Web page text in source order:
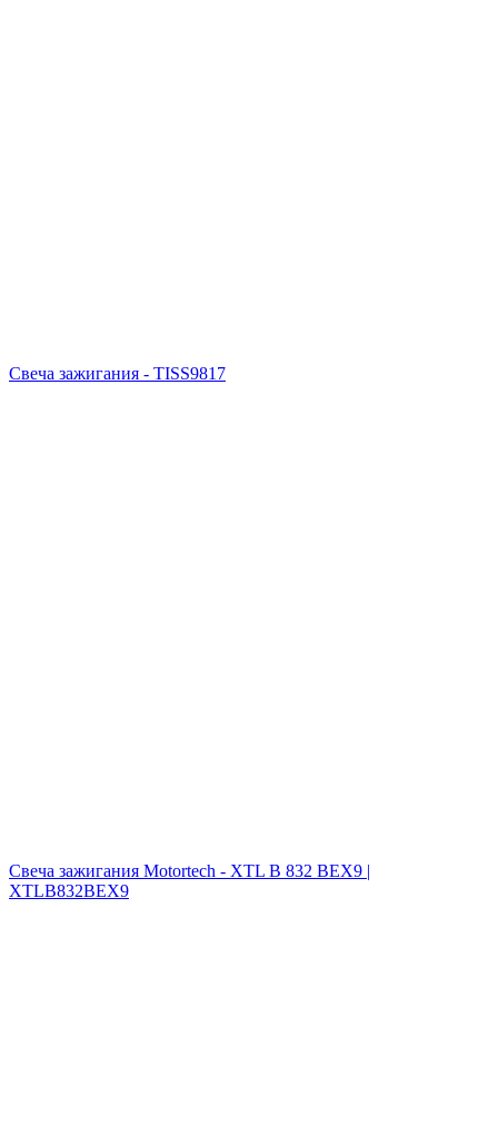
Свеча зажигания - TISS9817
Свеча зажигания Motortech - XTL B 832 BEX9 |
XTLB832BEX9